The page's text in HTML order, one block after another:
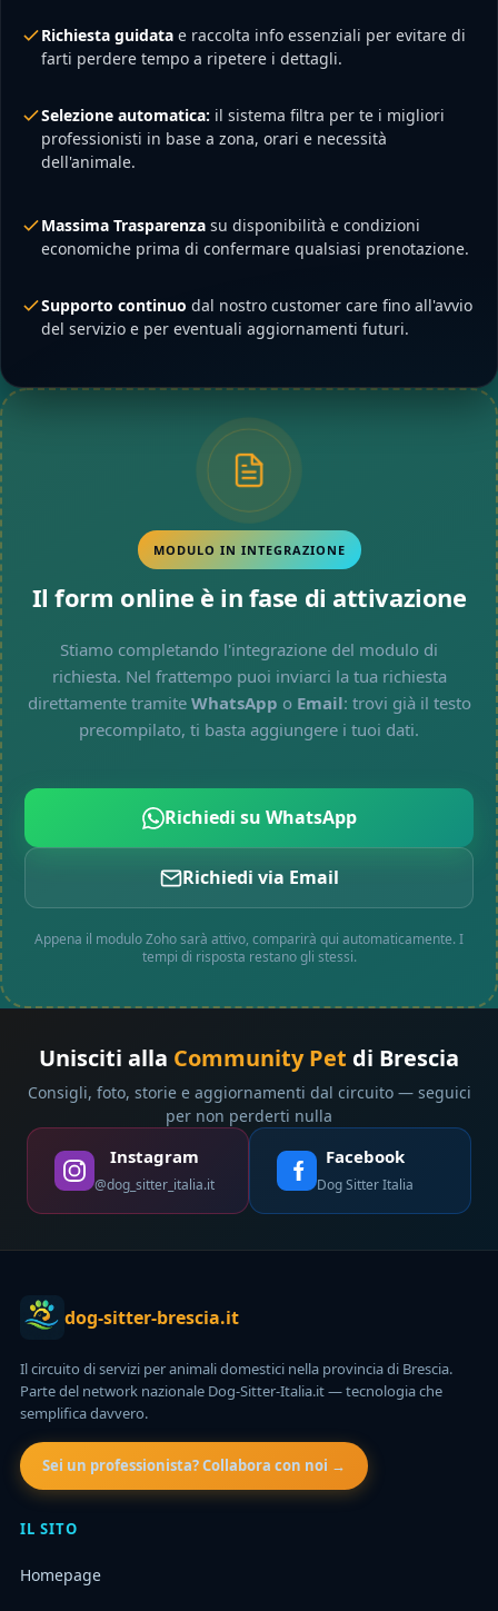
Richiesta guidata e raccolta info essenziali per evitare di
farti perdere tempo a ripetere i dettagli.
Selezione automatica: il sistema filtra per te i migliori
professionisti in base a zona, orari e necessità
dell'animale.
Massima Trasparenza su disponibilità e condizioni
economiche prima di confermare qualsiasi prenotazione.
Supporto continuo dal nostro customer care fino all'avvio
del servizio e per eventuali aggiornamenti futuri.
MODULO IN INTEGRAZIONE
Il form online è in fase di attivazione
Stiamo completando l'integrazione del modulo di
richiesta. Nel frattempo puoi inviarci la tua richiesta
direttamente tramite WhatsApp o Email: trovi già il testo
precompilato, ti basta aggiungere i tuoi dati.
Richiedi su WhatsApp
Richiedi via Email
Appena il modulo Zoho sarà attivo, comparirà qui automaticamente. I
tempi di risposta restano gli stessi.
Unisciti alla Community Pet di Brescia
Consigli, foto, storie e aggiornamenti dal circuito — seguici
per non perderti nulla
Instagram
@dog_sitter_italia.it
Facebook
Dog Sitter Italia
dog-sitter-brescia.it
Il circuito di servizi per animali domestici nella provincia di Brescia.
Parte del network nazionale Dog-Sitter-Italia.it — tecnologia che
semplifica davvero.
Sei un professionista? Collabora con noi →
IL SITO
Homepage